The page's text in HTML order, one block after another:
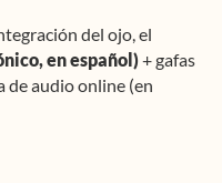
del ojo, el
en español)+ gafas
de audio online (en